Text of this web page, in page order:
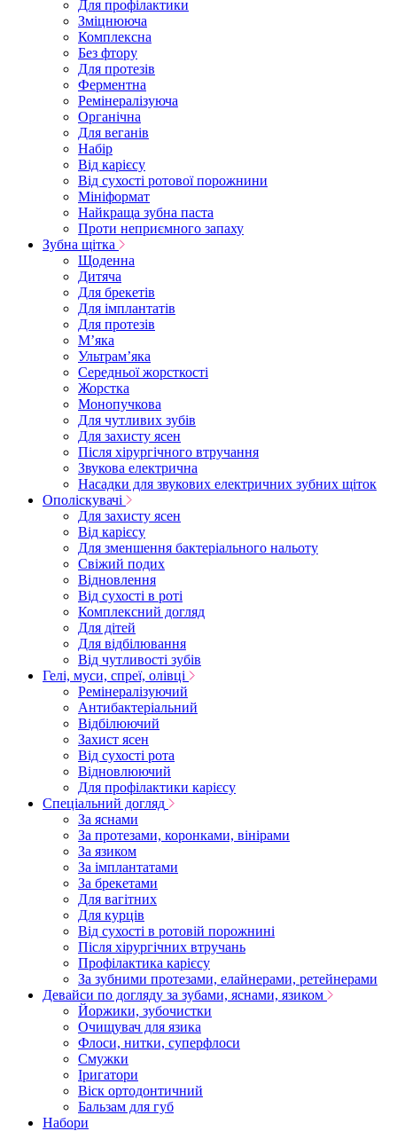
Для профілактики
Зміцнююча
Комплексна
Без фтору
Для протезів
Ферментна
Ремінералізуюча
Органічна
Для веганів
Набір
Від карієсу
Від сухості ротової порожнини
Мініформат
Найкраща зубна паста
Проти неприємного запаху
Зубна щітка
Щоденна
Дитяча
Для брекетів
Для імплантатів
Для протезів
Мʼяка
Ультрамʼяка
Середньої жорсткості
Жорстка
Монопучкова
Для чутливих зубів
Для захисту ясен
Після хірургічного втручання
Звукова електрична
Насадки для звукових електричних зубних щіток
Ополіскувачі
Для захисту ясен
Від карієсу
Для зменшення бактеріального нальоту
Свіжий подих
Відновлення
Від сухості в роті
Комплексний догляд
Для дітей
Для відбілювання
Від чутливості зубів
Гелі, муси, спреї, олівці
Ремінералізуючий
Антибактеріальний
Відбілюючий
Захист ясен
Від сухості рота
Відновлюючий
Для профілактики карієсу
Спеціальний догляд
За яснами
За протезами, коронками, вінірами
За язиком
За імплантатами
За брекетами
Для вагітних
Для курців
Від сухості в ротовій порожнині
Після хірургічних втручань
Профілактика карієсу
За зубними протезами, елайнерами, ретейнерами
Девайси по догляду за зубами, яснами, язиком
Йоржики, зубочистки
Очищувач для язика
Флоси, нитки, суперфлоси
Смужки
Іригатори
Віск ортодонтичний
Бальзам для губ
Набори